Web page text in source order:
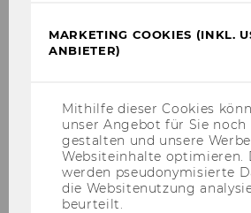
· Mitarbeit am Umstieg von
Nachfolgesystem und
· Betreuung und Ausbau des
primo@wu, insbesondere
ektronischen Angebote der
· Analyse von Entwicklungen
MARKETING COOKIES (INKL.
ANBIETER)
Mithilfe dieser Cookies
unser Angebot für Sie
gestalten und unsere
Websiteinhalte optimieren.
werden pseudonymisierte
die Websitenutzung
beurteilt.